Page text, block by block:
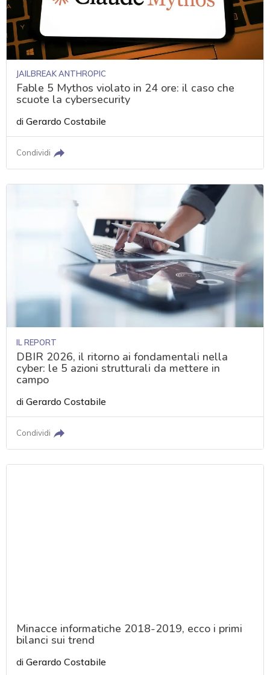
JAILBREAK ANTHROPIC
Fable 5 Mythos violato in 24 ore: il caso che
scuote la cybersecurity
diGerardo Costabile
Condividi
IL REPORT
DBIR 2026, il ritorno ai fondamentali nella
cyber: le 5 azioni strutturali da mettere in
campo
diGerardo Costabile
Condividi
Minacce informatiche 2018-2019, ecco i primi
bilanci sui trend
diGerardo Costabile